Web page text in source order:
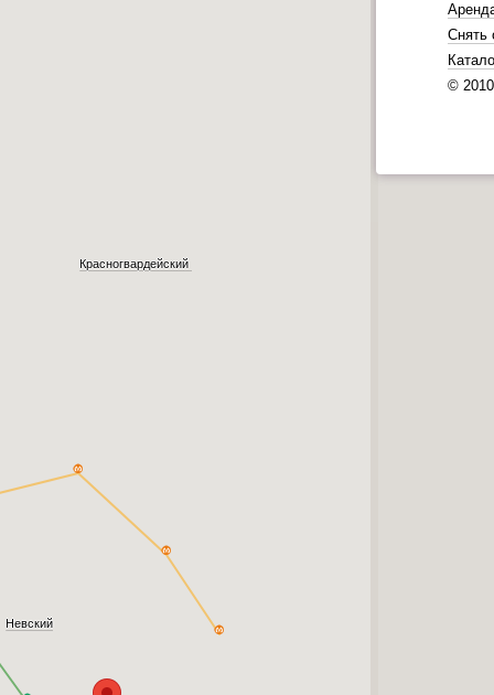
Невский
Красногвардейский
Снять
©